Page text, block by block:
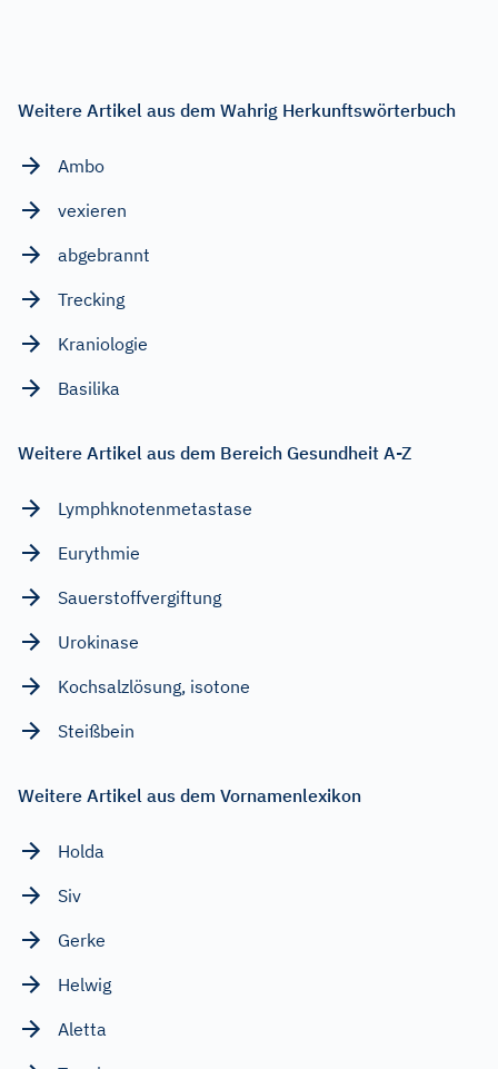
Weitere Artikel aus dem Wahrig Herkunftswörterbuch
Ambo
vexieren
abgebrannt
Trecking
Kraniologie
Basilika
Weitere Artikel aus dem Bereich Gesundheit A-Z
Lymphknotenmetastase
Eurythmie
Sauerstoffvergiftung
Urokinase
Kochsalzlösung, isotone
Steißbein
Weitere Artikel aus dem Vornamenlexikon
Holda
Siv
Gerke
Helwig
Aletta